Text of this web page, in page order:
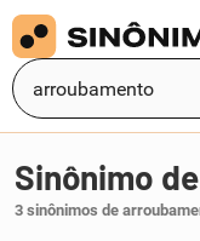
Sinônimo
3 sinônimos de